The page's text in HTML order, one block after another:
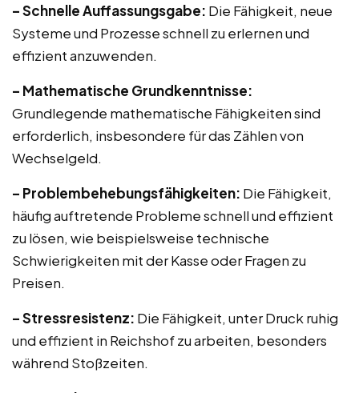
– Schnelle Auffassungsgabe: Die Fähigkeit, neue
Systeme und Prozesse schnell zu erlernen und
effizient anzuwenden.
– Mathematische Grundkenntnisse:
Grundlegende mathematische Fähigkeiten sind
erforderlich, insbesondere für das Zählen von
Wechselgeld.
– Problembehebungsfähigkeiten: Die Fähigkeit,
häufig auftretende Probleme schnell und effizient
zu lösen, wie beispielsweise technische
Schwierigkeiten mit der Kasse oder Fragen zu
Preisen.
– Stressresistenz: Die Fähigkeit, unter Druck ruhig
und effizient in Reichshof zu arbeiten, besonders
während Stoßzeiten.